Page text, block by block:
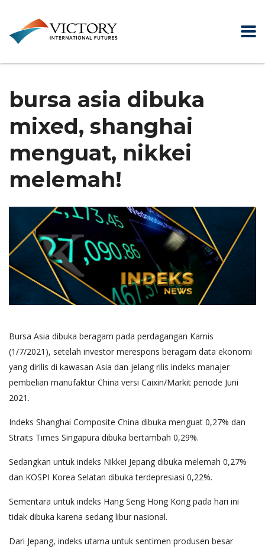
bursa asia dibuka
mixed, shanghai
menguat, nikkei
melemah!
Bursa Asia dibuka beragam pada perdagangan Kamis
(1/7/2021), setelah investor merespons beragam data ekonomi
yang dirilis di kawasan Asia dan jelang rilis indeks manajer
pembelian manufaktur China versi Caixin/Markit periode Juni
2021.
Indeks Shanghai Composite China dibuka menguat 0,27% dan
Straits Times Singapura dibuka bertambah 0,29%.
Sedangkan untuk indeks Nikkei Jepang dibuka melemah 0,27%
dan KOSPI Korea Selatan dibuka terdepresiasi 0,22%.
Sementara untuk indeks Hang Seng Hong Kong pada hari ini
tidak dibuka karena sedang libur nasional.
Dari Jepang, indeks utama untuk sentimen produsen besar